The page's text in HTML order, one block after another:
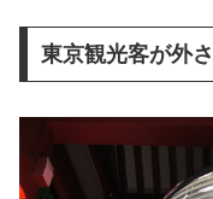
東京観光客が外